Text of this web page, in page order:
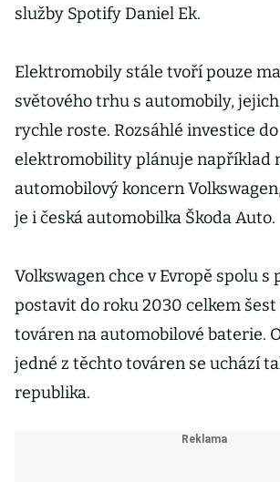
služby Spotify Daniel Ek.
Elektromobily stále tvoří pouze
světového trhu s automobily,
rychle roste. Rozsáhlé investice do
elektromobility plánuje například
automobilový koncern
je i česká automobilka Škoda Auto.
Volkswagen chce v Evropě spolu
postavit do roku 2030 celkem
továren na automobilové baterie.
jedné z těchto továren se uchází
republika.